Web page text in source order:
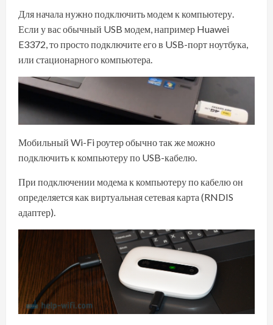
Для начала нужно подключить модем к компьютеру.
Если у вас обычный USB модем, например Huawei
E3372, то просто подключите его в USB-порт ноутбука,
или стационарного компьютера.
Мобильный Wi-Fi роутер обычно так же можно
подключить к компьютеру по USB-кабелю.
При подключении модема к компьютеру по кабелю он
определяется как виртуальная сетевая карта (RNDIS
адаптер).